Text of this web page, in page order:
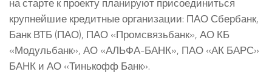
крупнейшие кредитные организации: ПАО Сбербанк,
Банк ВТБ (ПАО), ПАО «Промсвязьбанк», АО КБ
«Модульбанк», АО «АЛЬФА-БАНК», ПАО «АК БАРС»
БАНК и АО «Тинькофф Банк».